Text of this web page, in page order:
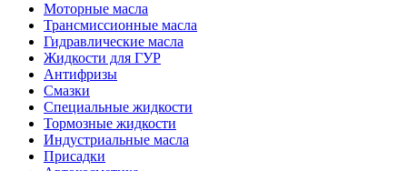
Моторные масла
Трансмиссионные масла
Гидравлические масла
Жидкости для ГУР
Антифризы
Смазки
Специальные жидкости
Тормозные жидкости
Индустриальные масла
Присадки